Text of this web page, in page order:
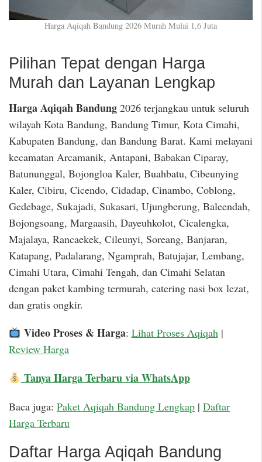
Harga Aqiqah Bandung 2026 Murah Mulai 1,6 Juta
Pilihan Tepat dengan Harga
Murah dan Layanan Lengkap
Harga Aqiqah Bandung 2026 terjangkau untuk seluruh
wilayah Kota Bandung, Bandung Timur, Kota Cimahi,
Kabupaten Bandung, dan Bandung Barat. Kami melayani
kecamatan Arcamanik, Antapani, Babakan Ciparay,
Batununggal, Bojongloa Kaler, Buahbatu, Cibeunying
Kaler, Cibiru, Cicendo, Cidadap, Cinambo, Coblong,
Gedebage, Sukajadi, Sukasari, Ujungberung, Baleendah,
Bojongsoang, Margaasih, Dayeuhkolot, Cicalengka,
Majalaya, Rancaekek, Cileunyi, Soreang, Banjaran,
Katapang, Padalarang, Ngamprah, Batujajar, Lembang,
Cimahi Utara, Cimahi Tengah, dan Cimahi Selatan
dengan paket kambing termurah, catering nasi box lezat,
dan gratis ongkir.
Video Proses & Harga: Lihat Proses Aqiqah|
Review Harga
Tanya Harga Terbaru via WhatsApp
Baca juga: Paket Aqiqah Bandung Lengkap | Daftar
Harga Terbaru
Daftar Harga Aqiqah Bandung